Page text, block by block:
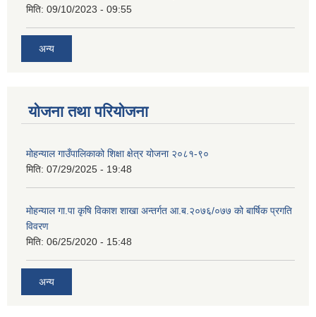
मिति: 09/10/2023 - 09:55
अन्य
योजना तथा परियोजना
मोहन्याल गाउँपालिकाको शिक्षा क्षेत्र योजना २०८१-९०
मिति: 07/29/2025 - 19:48
मोहन्याल गा.पा कृषि विकाश शाखा अन्तर्गत आ.ब.२०७६/०७७ को बार्षिक प्रगति
विवरण
मिति: 06/25/2020 - 15:48
अन्य